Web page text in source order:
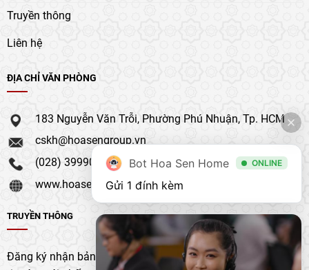
Truyền thông
Liên hệ
ĐỊA CHỈ VĂN PHÒNG
183 Nguyễn Văn Trỗi, Phường Phú Nhuận, Tp. HCM
cskh@hoasengroup.vn
(028) 39990 111
www.hoasengroup.vn
TRUYỀN THÔNG
Đăng ký nhận bản tin của chúng tôi để nhận bản cập nhật &
Bot Hoa Sen Home ONLINE
Gửi 1 đính kèm